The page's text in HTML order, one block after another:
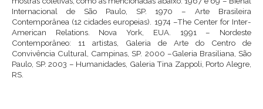
Internacional de São Paulo, SP. 1970 – Arte Brasileira
Contemporânea (12 cidades europeias). 1974 –The Center for Inter-
American Relations. Nova York, EUA. 1991 – Nordeste
Contemporâneo: 11 artistas, Galeria de Arte do Centro de
Convivência Cultural, Campinas, SP. 2000 –Galeria Brasiliana, São
Paulo, SP. 2003 – Humanidades, Galeria Tina Zappoli, Porto Alegre,
RS.